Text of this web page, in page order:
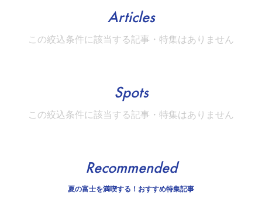
Articles
この絞込条件に該当する記事・特集はありません
Spots
この絞込条件に該当する記事・特集はありません
Recommended
夏の富士を満喫する！おすすめ特集記事